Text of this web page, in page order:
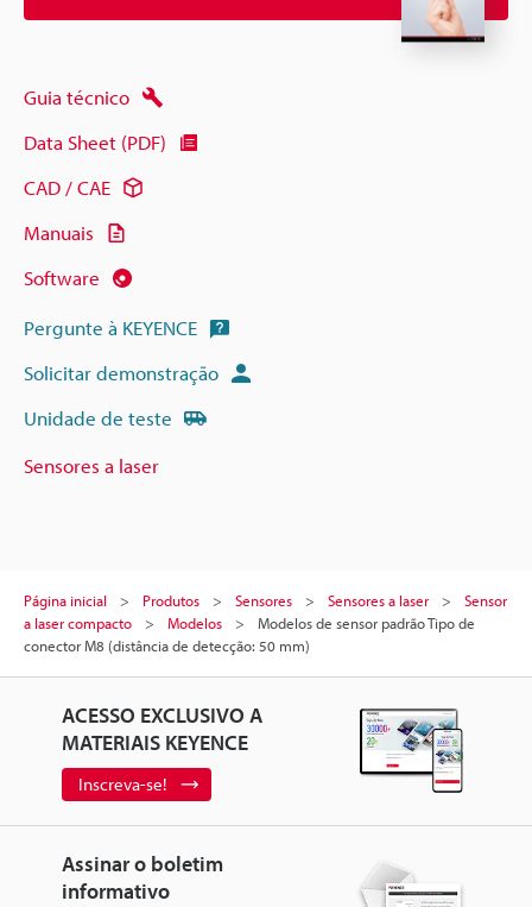
Guia técnico
Data Sheet (PDF)
CAD / CAE
Manuais
Software
Pergunte à KEYENCE
Solicitar demonstração
Unidade de teste
Sensores a laser
Página inicial Produtos Sensores Sensores a laser
Sensor
a laser compacto
Modelos
Modelos de sensor padrão Tipo de
conector M8 (distância de detecção: 50 mm)
ACESSO EXCLUSIVO A
MATERIAIS KEYENCE
Inscreva-se!
Assinar o boletim
informativo